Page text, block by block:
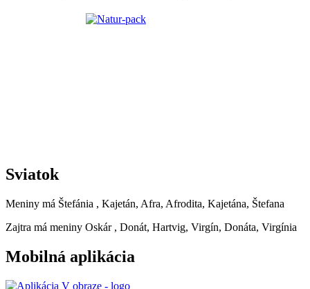
Sviatok
Meniny má Štefánia , Kajetán, Afra, Afrodita, Kajetána, Štefana
Zajtra má meniny Oskár , Donát, Hartvig, Virgín, Donáta, Virgínia
Mobilná aplikácia